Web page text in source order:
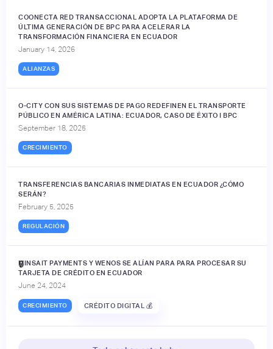
COONECTA RED TRANSACCIONAL ADOPTA LA PLATAFORMA DE
ÚLTIMA GENERACIÓN DE BPC PARA ACELERAR LA
TRANSFORMACIÓN FINANCIERA EN ECUADOR
January 14, 2026
ALIANZAS
O-CITY CON SUS SISTEMAS DE PAGO REDEFINEN EL TRANSPORTE
PÚBLICO EN AMÉRICA LATINA: ECUADOR, CASO DE ÉXITO I BPC
September 18, 2025
CRECIMIENTO
TRANSFERENCIAS BANCARIAS INMEDIATAS EN ECUADOR ¿CÓMO
SERÁN?
February 5, 2025
REGULACIÓN
MINSAIT PAYMENTS Y WENOS SE ALÍAN PARA PARA PROCESAR SU
TARJETA DE CRÉDITO EN ECUADOR
June 24, 2024
CRECIMIENTO CRÉDITO DIGITAL 💰
🔒